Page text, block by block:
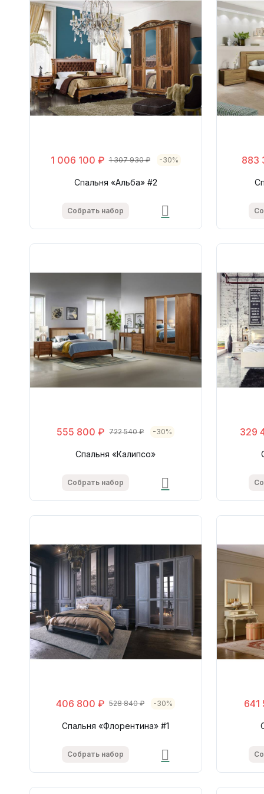
1 006 100 ₽ 1 307 930 ₽ -30%
Спальня «Альба» #2
Собрать набор
883
555 800 ₽ 722 540 ₽ -30%
Спальня «Калипсо»
Собрать набор
329
406 800 ₽ 528 840 ₽ -30%
Спальня «Флорентина» #1
Собрать набор
641